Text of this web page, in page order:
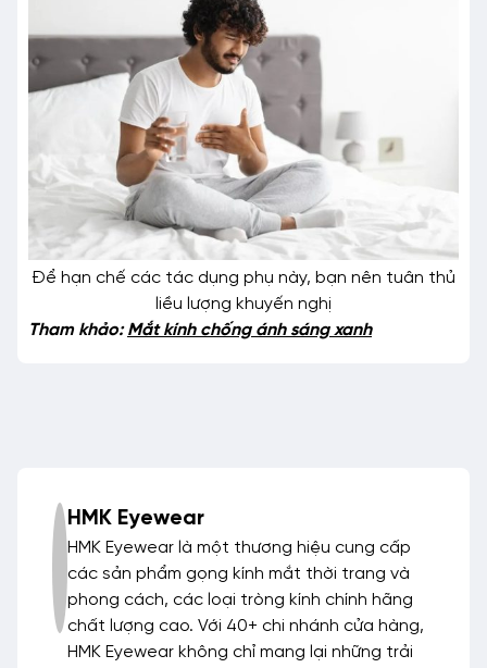
Để hạn chế các tác dụng phụ này, bạn nên tuân thủ
liều lượng khuyến nghị
Tham khảo:Mắt kính chống ánh sáng xanh
HMK Eyewear
HMK Eyewear là một thương hiệu cung cấp
các sản phẩm gọng kính mắt thời trang và
phong cách, các loại tròng kính chính hãng
chất lượng cao. Với 40+ chi nhánh cửa hàng,
HMK Eyewear không chỉ mang lại những trải